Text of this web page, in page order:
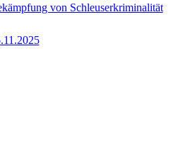
von Schleuserkriminalität